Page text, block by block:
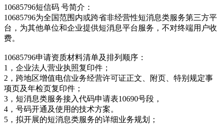
10685796短信码 号简介：
10685796为全国范围内或跨省非经营性短消息类服务第三方平
台，为其他单位和企业提供短消息平台服务，不对终端用户收
费。
10685796申请资质材料清单及排列顺序：
1，企业法人营业执照复印件；
2，跨地区增值电信业务经营许可证正文、附页、特别规定事
项页及年检页复印件；
3，短消息类服务接入代码申请表10690号段，
4，号码开通及使用的技术方案。
5，拟开展的短消息类服务的详细业务规划；